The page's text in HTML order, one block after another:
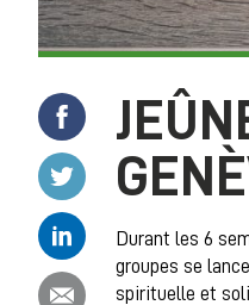
Partager ce
Partager ce
Partager ce
Durant les 6
groupes se
spirituelle et